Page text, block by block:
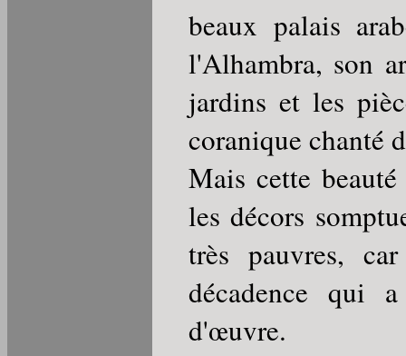
beaux palais
l'Alhambra, son
jardins et les
coranique chanté
Mais cette
les décors
très pauvres,
décadence qui
d'œuvre.